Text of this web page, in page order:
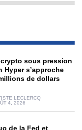
crypto sous pression
Hyper s’approche
de dollars
LECLERCQ
4, 2026
de la Fed et